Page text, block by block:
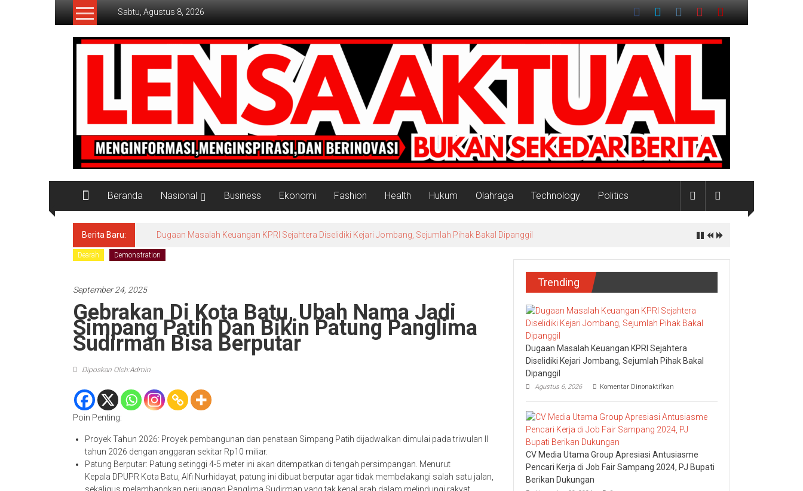
Lompat
Sabtu, Agustus 8, 2026
Lensaaktual
Beranda Nasional Business Ekonomi Fashion Health Hukum Olahraga Technology Politics
Berita Baru: Dugaan Masalah Keuangan KPRI Sejahtera Diselidiki Kejari Jombang, Sejumlah Pihak Bakal Dipanggil
Dearah Demonstration
September 24, 2025
Gebrakan Di Kota Batu, Ubah Nama Jadi
Simpang Patih Dan Bikin Patung Panglima
Sudirman Bisa Berputar
Diposkan Oleh:Admin
Poin Penting:
Proyek Tahun 2026: Proyek pembangunan dan penataan Simpang Patih dijadwalkan dimulai pada triwulan II
tahun 2026 dengan anggaran sekitar Rp10 miliar.
Patung Berputar: Patung setinggi 4-5 meter ini akan ditempatkan di tengah persimpangan. Menurut
Kepala DPUPR Kota Batu, Alfi Nurhidayat, patung ini dibuat berputar agar tidak membelakangi salah satu jalan,
Trending
Dugaan Masalah Keuangan KPRI Sejahtera
Diselidiki Kejari Jombang, Sejumlah Pihak Bakal
Dipanggil
Agustus 6, 2026 Komentar Dinonaktifkan
Masalah
Keuangan
KPRI
Sejahtera
Kejari
Sejumlah
CV Media Utama Group Apresiasi Antusiasme
Pencari Kerja di Job Fair Sampang 2024, PJ Bupati
Berikan Dukungan